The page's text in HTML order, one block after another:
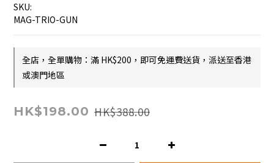
SKU:
MAG-TRIO-GUN
全店，全單購物：滿 HK$200，即可免運費送貨，派送至香港
或澳門地區
HK$198.00 HK$388.00